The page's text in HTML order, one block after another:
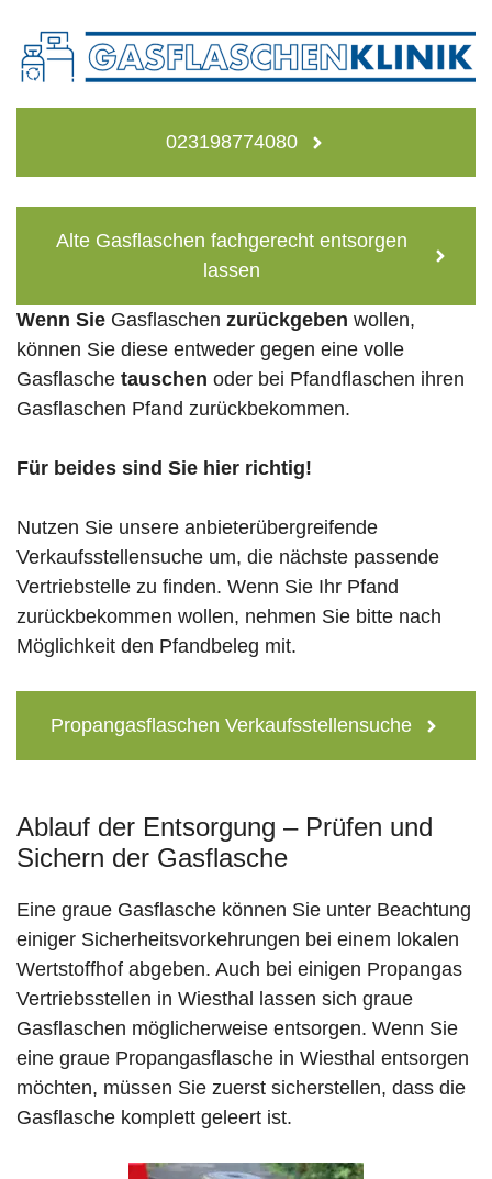
023198774080
Alte Gasflaschen fachgerecht entsorgen
lassen
Wenn Sie Gasflaschen zurückgeben wollen,
können Sie diese entweder gegen eine volle
Gasflasche tauschen oder bei Pfandflaschen ihren
Gasflaschen Pfand zurückbekommen.
Für beides sind Sie hier richtig!
Nutzen Sie unsere anbieterübergreifende
Verkaufsstellensuche um, die nächste passende
Vertriebstelle zu finden. Wenn Sie Ihr Pfand
zurückbekommen wollen, nehmen Sie bitte nach
Möglichkeit den Pfandbeleg mit.
Propangasflaschen Verkaufsstellensuche
Ablauf der Entsorgung – Prüfen und
Sichern der Gasflasche
Eine graue Gasflasche können Sie unter Beachtung
einiger Sicherheitsvorkehrungen bei einem lokalen
Wertstoffhof abgeben. Auch bei einigen Propangas
Vertriebsstellen in Wiesthal lassen sich graue
Gasflaschen möglicherweise entsorgen. Wenn Sie
eine graue Propangasflasche in Wiesthal entsorgen
möchten, müssen Sie zuerst sicherstellen, dass die
Gasflasche komplett geleert ist.